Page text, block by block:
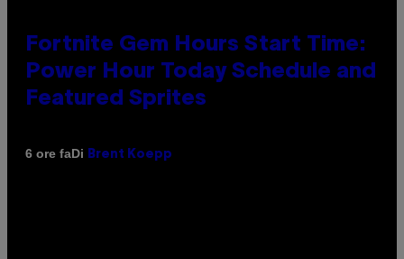
Fortnite Gem Hours Start Time:
Power Hour Today Schedule and
Featured Sprites
6 ore faDi Brent Koepp